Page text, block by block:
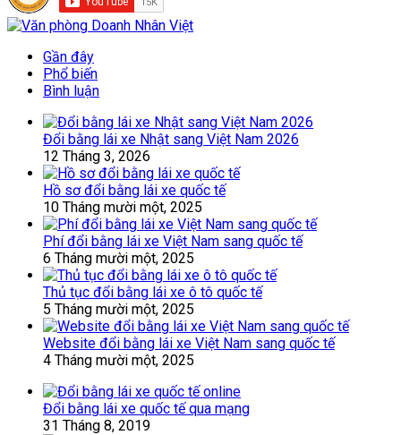
Gần đây
Phổ biến
Bình luận
Đổi bằng lái xe Nhật sang Việt Nam 2026
12 Tháng 3, 2026
Hồ sơ đổi bằng lái xe quốc tế
10 Tháng mười một, 2025
Phí đổi bằng lái xe Việt Nam sang quốc tế
6 Tháng mười một, 2025
Thủ tục đổi bằng lái xe ô tô quốc tế
5 Tháng mười một, 2025
Website đổi bằng lái xe Việt Nam sang quốc tế
4 Tháng mười một, 2025
Đổi bằng lái xe quốc tế qua mạng
31 Tháng 8, 2019